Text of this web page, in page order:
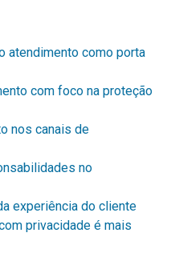
atendimento como porta
com foco na proteção
nos canais de
no
experiência do cliente
privacidade é mais